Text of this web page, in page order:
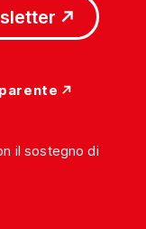
il sostegno di